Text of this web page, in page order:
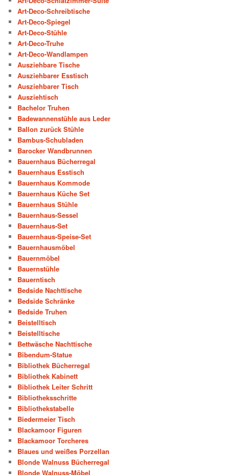
Art-Deco-Schreibtische
Art-Deco-Spiegel
Art-Deco-Stühle
Art-Deco-Truhe
Art-Deco-Wandlampen
Ausziehbare Tische
Ausziehbarer Esstisch
Ausziehbarer Tisch
Ausziehtisch
Bachelor Truhen
Badewannenstühle aus Leder
Ballon zurück Stühle
Bambus-Schubladen
Barocker Wandbrunnen
Bauernhaus Bücherregal
Bauernhaus Esstisch
Bauernhaus Kommode
Bauernhaus Küche Set
Bauernhaus Stühle
Bauernhaus-Sessel
Bauernhaus-Set
Bauernhaus-Speise-Set
Bauernhausmöbel
Bauernmöbel
Bauernstühle
Bauerntisch
Bedside Nachttische
Bedside Schränke
Bedside Truhen
Beistelltisch
Beistelltische
Bettwäsche Nachttische
Bibendum-Statue
Bibliothek Bücherregal
Bibliothek Kabinett
Bibliothek Leiter Schritt
Bibliotheksschritte
Bibliothekstabelle
Biedermeier Tisch
Blackamoor Figuren
Blackamoor Torcheres
Blaues und weißes Porzellan
Blonde Walnuss Bücherregal
Blonde Walnuss-Möbel